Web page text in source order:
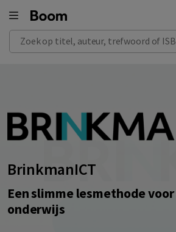
Zoek op titel, auteur, trefwoord of ISBN
BrinkmanICT
Een slimme lesmethode
onderwijs